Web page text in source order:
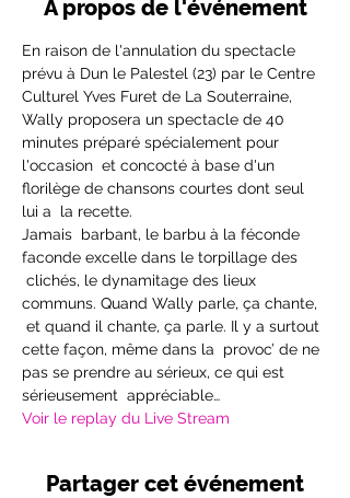
À propos de l'événement
En raison de l'annulation du spectacle
prévu à Dun le Palestel (23) par le Centre
Culturel Yves Furet de La Souterraine,
Wally proposera un spectacle de 40
minutes préparé spécialement pour
l'occasion  et concocté à base d'un
florilège de chansons courtes dont seul
lui a  la recette.
Jamais  barbant, le barbu à la féconde
faconde excelle dans le torpillage des
clichés, le dynamitage des lieux
communs. Quand Wally parle, ça chante,
et quand il chante, ça parle. Il y a surtout
cette façon, même dans la  provoc’ de ne
pas se prendre au sérieux, ce qui est
sérieusement  appréciable…
Voir le replay du Live Stream
Partager cet événement